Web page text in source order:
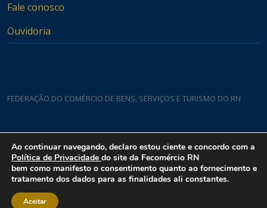
Fale conosco
Ouvidoria
FEDERAÇÃO DO COMÉRCIO DE BENS, SERVIÇOS E TURISMO DO RN
Rua Padre João Damasceno, 1935 - Lagoa Nova CEP 59075-760
Ao continuar navegando, declaro estou ciente e concordo com a
Política de Privacidade do site da Fecomércio RN
bem como manifesto o consentimento quanto ao fornecimento e
tratamento dos dados para as finalidades ali constantes.
Aceitar